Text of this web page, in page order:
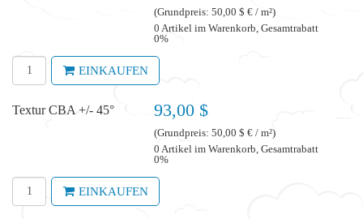
(Grundpreis: 50,00 $ € / m²)
0 Artikel im Warenkorb, Gesamtrabatt
0%
EINKAUFEN
Textur CBA +/- 45° 93,00 $
(Grundpreis: 50,00 $ € / m²)
0 Artikel im Warenkorb, Gesamtrabatt
0%
EINKAUFEN